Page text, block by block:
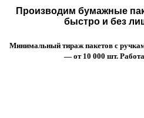
Производим бумажные
быстро и без
Минимальный тираж пакетов с
— от 10 000 шт.